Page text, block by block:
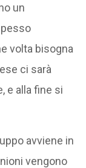
un
volta bisogna
ci sarà
e alla fine si
avviene in
vengono